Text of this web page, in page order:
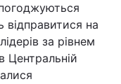
відправитися на
за рівнем
Центральній